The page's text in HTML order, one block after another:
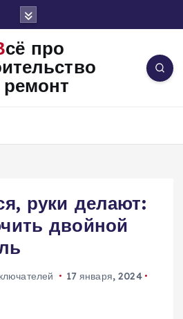
руки делают:
двойной
17 января, 2024